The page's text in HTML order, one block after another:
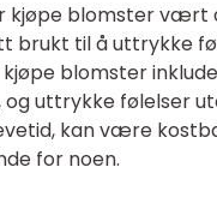
kjøpe blomster vært
brukt til å uttrykke
blomster
og uttrykke følelser
kan være
for noen.